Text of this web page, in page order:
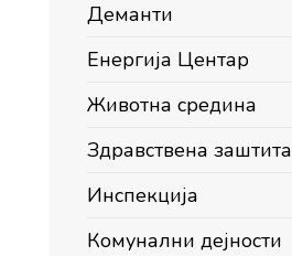
Деманти
Енергија Центар
Животна средина
Здравствена заштита
Инспекција
Комунални дејности